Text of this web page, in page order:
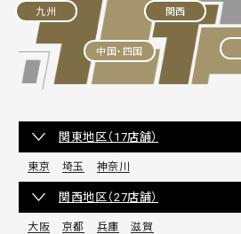
関西
中国・四国
九州
関東地区（17店舗）
東京 埼玉 神奈川
関西地区（27店舗）
大阪 京都 兵庫 滋賀